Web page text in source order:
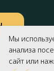
для
Мы
анализа
сайт или